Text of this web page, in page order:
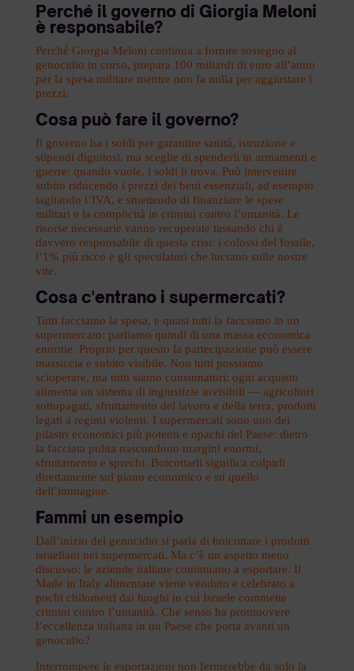
Perché il governo di Giorgia Meloni
è responsabile?
Perché Giorgia Meloni continua a fornire sostegno al
genocidio in corso, prepara 100 miliardi di euro all’anno
per la spesa militare mentre non fa nulla per aggiustare i
prezzi.
Cosa può fare il governo?
Il governo ha i soldi per garantire sanità, istruzione e
stipendi dignitosi, ma sceglie di spenderli in armamenti e
guerre: quando vuole, i soldi li trova. Può intervenire
subito riducendo i prezzi dei beni essenziali, ad esempio
tagliando l’IVA, e smettendo di finanziare le spese
militari e la complicità in crimini contro l’umanità. Le
risorse necessarie vanno recuperate tassando chi è
davvero responsabile di questa crisi: i colossi del fossile,
l’1% più ricco e gli speculatori che lucrano sulle nostre
vite.
Cosa c'entrano i supermercati?
Tutti facciamo la spesa, e quasi tutti la facciamo in un
supermercato: parliamo quindi di una massa economica
enorme. Proprio per questo la partecipazione può essere
massiccia e subito visibile. Non tutti possiamo
scioperare, ma tutti siamo consumatori: ogni acquisto
alimenta un sistema di ingiustizie invisibili — agricoltori
sottopagati, sfruttamento del lavoro e della terra, prodotti
legati a regimi violenti. I supermercati sono uno dei
pilastri economici più potenti e opachi del Paese: dietro
la facciata pulita nascondono margini enormi,
sfruttamento e sprechi. Boicottarli significa colpirli
direttamente sul piano economico e su quello
dell’immagine.
Fammi un esempio
Dall’inizio del genocidio si parla di boicottare i prodotti
israeliani nei supermercati. Ma c’è un aspetto meno
discusso: le aziende italiane continuano a esportare. Il
Made in Italy alimentare viene venduto e celebrato a
pochi chilometri dai luoghi in cui Israele commette
crimini contro l’umanità. Che senso ha promuovere
l’eccellenza italiana in un Paese che porta avanti un
genocidio?
Interrompere le esportazioni non fermerebbe da solo la